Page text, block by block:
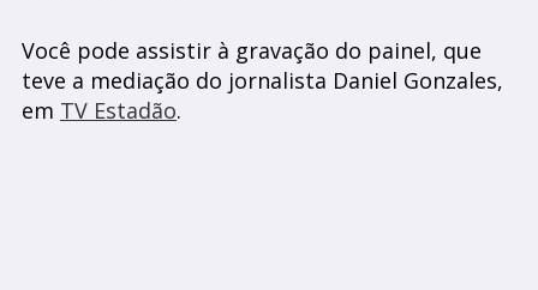
Você pode assistir à gravação do painel, que
teve a mediação do jornalista Daniel Gonzales,
em TV Estadão.